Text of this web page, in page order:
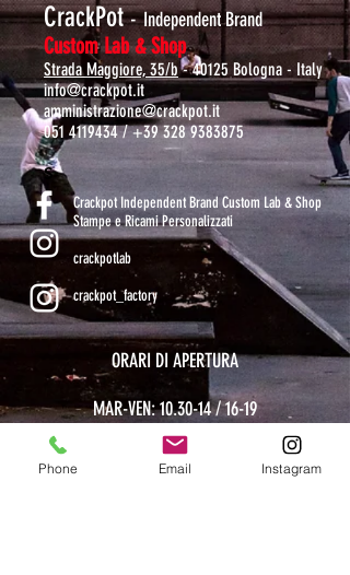
CrackPot- Independent Brand
Custom Lab & Shop
Strada Maggiore, 35/b- 40125 Bologna - Italy
info@crackpot.it
amministrazione@crackpot.it
051 4119434/+39 328 9383875
S
Crackpot Independent Brand Custom Lab & Shop
Stampe e Ricami Personalizzati
crackpotlab
crackpot_factory
ORARI DI APERTURA
MAR-VEN: 10.30-14 / 16-19
SAB: 11-13.30 / 15.30-19
DOM-LUN: chiuso
Phone Email Instagram